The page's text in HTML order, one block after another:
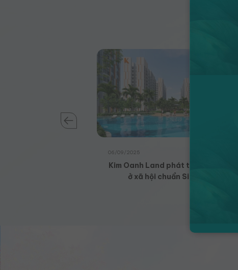
06/09/2025
Kim Oanh Land phát triển chuỗi nhà
ở xã hội chuẩn Singapore